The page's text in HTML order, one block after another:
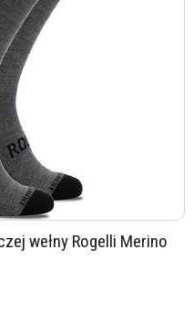
wełny Rogelli Merino